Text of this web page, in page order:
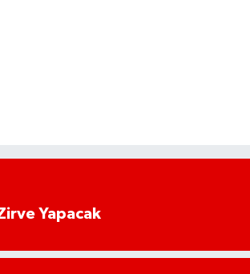
Yapacak